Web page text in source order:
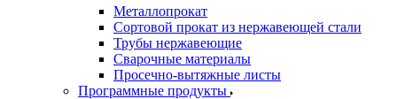
Металлопрокат
Сортовой прокат из нержавеющей стали
Трубы нержавеющие
Сварочные материалы
Просечно-вытяжные листы
Программные продукты